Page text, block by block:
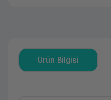
Ürün Bilgisi